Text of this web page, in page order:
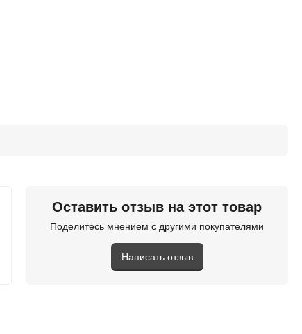
Оставить отзыв на этот товар
Поделитесь мнением с другими покупателями
Написать отзыв